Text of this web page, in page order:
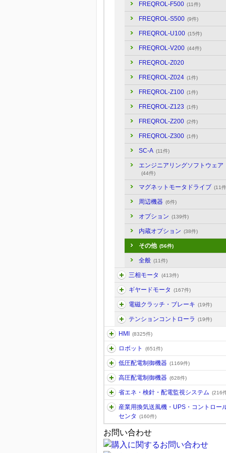
FREQROL-F500 (11件)
FREQROL-S500 (9件)
FREQROL-U100 (15件)
FREQROL-V200 (44件)
FREQROL-Z020
FREQROL-Z024 (1件)
FREQROL-Z100 (1件)
FREQROL-Z123 (1件)
FREQROL-Z200 (2件)
FREQROL-Z300 (1件)
SC-A (11件)
エンジニアリングソフトウェア
(44件)
マグネットモータドライブ (11
周辺機器 (6件)
オプション (139件)
内蔵オプション (38件)
その他 (56件)
全般 (11件)
三相モータ (413件)
ギヤードモータ (167件)
電磁クラッチ・ブレーキ (19件)
テンションコントローラ (19件)
HMI (8325件)
ロボット (651件)
低圧配電制御機器 (1169件)
高圧配電制御機器 (628件)
省エネ・検針・配電監視システム (216
産業用換気送風機・UPS・コントロー
センタ
(160件)
お問い合わせ